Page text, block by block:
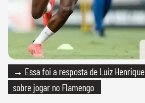
→ Essa foi a resposta de Luiz Henrique
sobre jogar no Flamengo